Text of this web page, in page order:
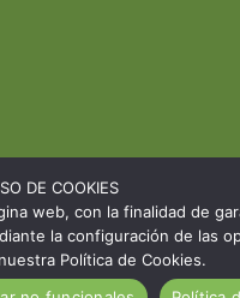
DE COOKIES
web, con la finalidad de
la configuración de las
Política de Cookies.